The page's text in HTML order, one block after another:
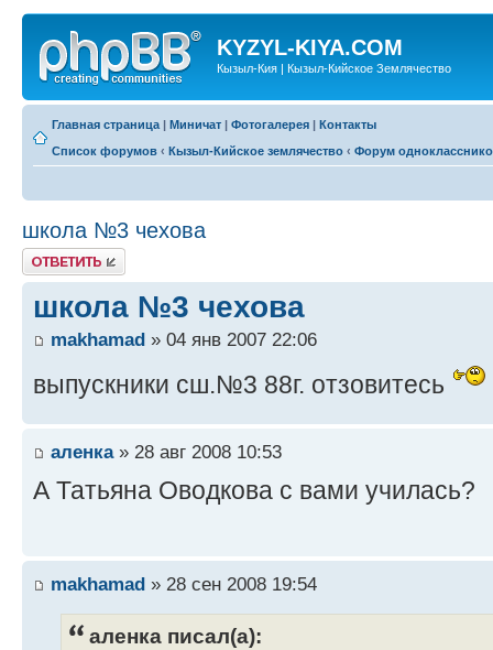
KYZYL-KIYA.COM
Кызыл-Кия | Кызыл-Кийское Землячество
Главная страница | Миничат | Фотогалерея | Контакты
Список форумов ‹ Кызыл-Кийское землячество ‹ Форум
школа №3 чехова
Ответить
школа №3 чехова
makhamad » 04 янв 2007 22:06
выпускники сш.№3 88г. отзовитесь
аленка» 28 авг 2008 10:53
А Татьяна Оводкова с вами училась?
makhamad » 28 сен 2008 19:54
аленка писал(а):